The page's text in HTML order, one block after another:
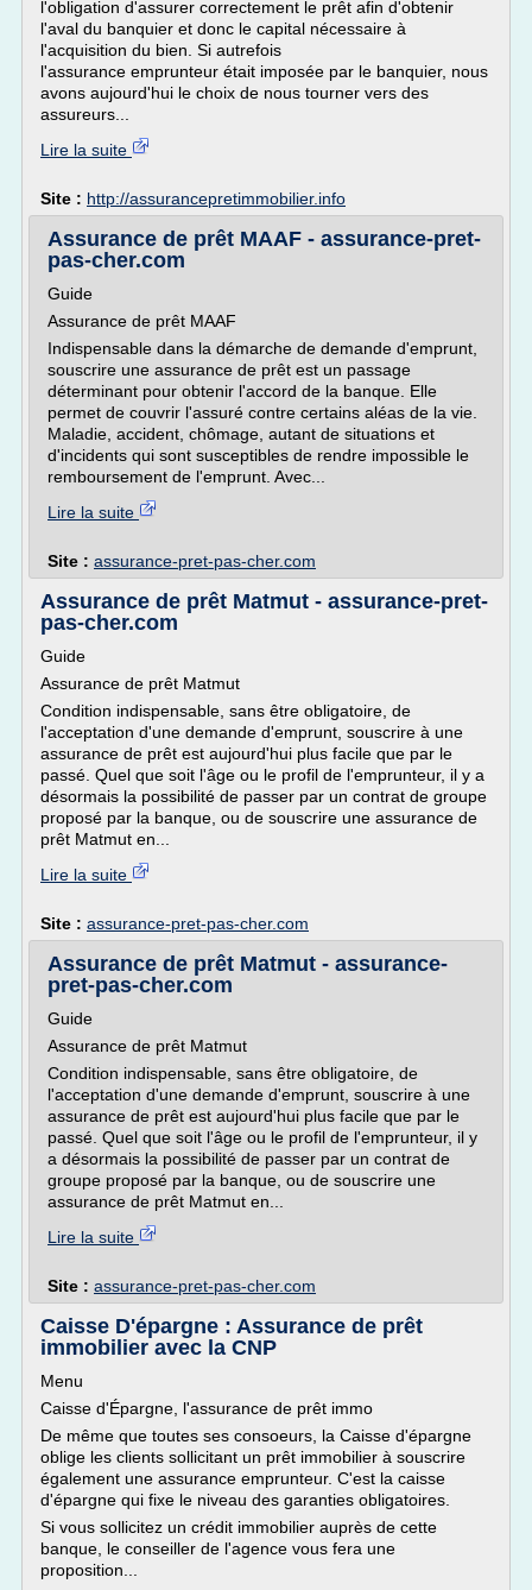
l'obligation d'assurer correctement le prêt afin d'obtenir
l'aval du banquier et donc le capital nécessaire à
l'acquisition du bien. Si autrefois
l'assurance emprunteur était imposée par le banquier, nous
avons aujourd'hui le choix de nous tourner vers des
assureurs...
Lire la suite
Site : http://assurancepretimmobilier.info
Assurance de prêt MAAF - assurance-pret-
pas-cher.com
Guide
Assurance de prêt MAAF
Indispensable dans la démarche de demande d'emprunt,
souscrire une assurance de prêt est un passage
déterminant pour obtenir l'accord de la banque. Elle
permet de couvrir l'assuré contre certains aléas de la vie.
Maladie, accident, chômage, autant de situations et
d'incidents qui sont susceptibles de rendre impossible le
remboursement de l'emprunt. Avec...
Lire la suite
Site : assurance-pret-pas-cher.com
Assurance de prêt Matmut - assurance-pret-
pas-cher.com
Guide
Assurance de prêt Matmut
Condition indispensable, sans être obligatoire, de
l'acceptation d'une demande d'emprunt, souscrire à une
assurance de prêt est aujourd'hui plus facile que par le
passé. Quel que soit l'âge ou le profil de l'emprunteur, il y a
désormais la possibilité de passer par un contrat de groupe
proposé par la banque, ou de souscrire une assurance de
prêt Matmut en...
Lire la suite
Site : assurance-pret-pas-cher.com
Assurance de prêt Matmut - assurance-
pret-pas-cher.com
Guide
Assurance de prêt Matmut
Condition indispensable, sans être obligatoire, de
l'acceptation d'une demande d'emprunt, souscrire à une
assurance de prêt est aujourd'hui plus facile que par le
passé. Quel que soit l'âge ou le profil de l'emprunteur, il y
a désormais la possibilité de passer par un contrat de
groupe proposé par la banque, ou de souscrire une
assurance de prêt Matmut en...
Lire la suite
Site : assurance-pret-pas-cher.com
Caisse D'épargne : Assurance de prêt
immobilier avec la CNP
Menu
Caisse d'Épargne, l'assurance de prêt immo
De même que toutes ses consoeurs, la Caisse d'épargne
oblige les clients sollicitant un prêt immobilier à souscrire
également une assurance emprunteur. C'est la caisse
d'épargne qui fixe le niveau des garanties obligatoires.
Si vous sollicitez un crédit immobilier auprès de cette
banque, le conseiller de l'agence vous fera une
proposition...